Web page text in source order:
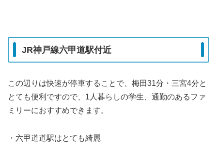
JR神戸線六甲道駅付近
この辺りは快速が停車することで、梅田31分・三宮4分と
とても便利ですので、1人暮らしの学生、通勤のあるファ
ミリーにおすすめできます。
・六甲道道駅はとても綺麗